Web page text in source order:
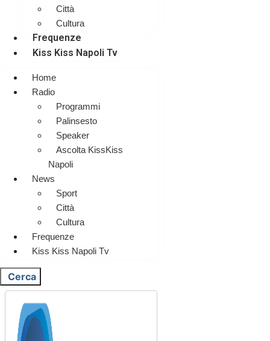
Città
Cultura
Frequenze
Kiss Kiss Napoli Tv
Home
Radio
Programmi
Palinsesto
Speaker
Ascolta KissKiss
Napoli
News
Sport
Città
Cultura
Frequenze
Kiss Kiss Napoli Tv
Cerca